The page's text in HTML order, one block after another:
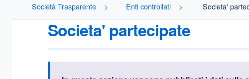
Società Trasparente Enti controllati Societa'
Societa' partecipate